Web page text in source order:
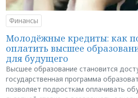
Финансы
Молодёжные кредиты: как
оплатить высшее
для будущего
Высшее образование становится
государственная программа
позволяет подросткам оплачивать